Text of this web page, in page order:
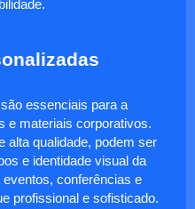
essenciais para a
e materiais corporativos.
alta qualidade, podem ser
e identidade visual da
conferências e
profissional e sofisticado.